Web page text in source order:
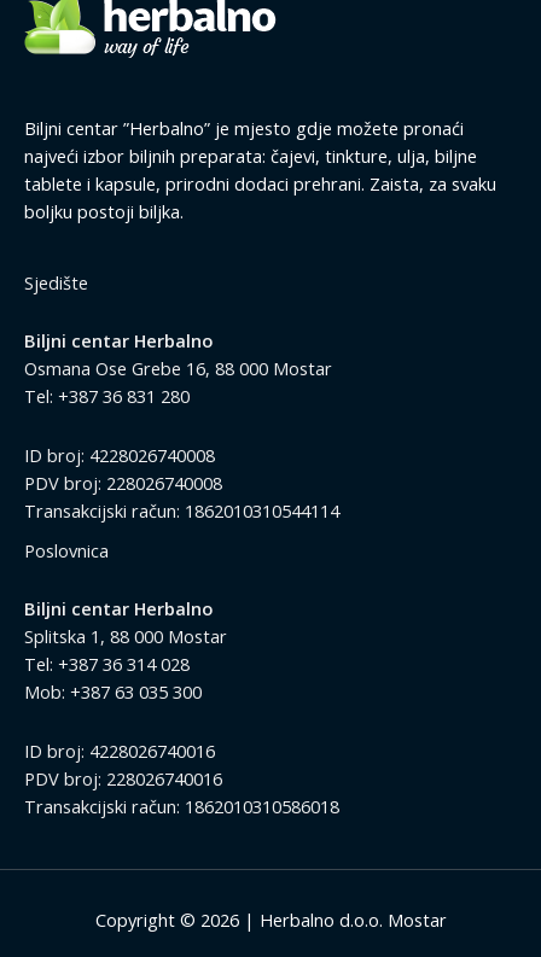
Biljni centar ”Herbalno” je mjesto gdje možete pronaći
najveći izbor biljnih preparata: čajevi, tinkture, ulja, biljne
tablete i kapsule, prirodni dodaci prehrani. Zaista, za svaku
boljku postoji biljka.
Sjedište
Biljni centar Herbalno
Osmana Ose Grebe 16, 88 000 Mostar
Tel: +387 36 831 280
ID broj: 4228026740008
PDV broj: 228026740008
Transakcijski račun: 1862010310544114
Poslovnica
Biljni centar Herbalno
Splitska 1, 88 000 Mostar
Tel: +387 36 314 028
Mob: +387 63 035 300
ID broj: 4228026740016
PDV broj: 228026740016
Transakcijski račun: 1862010310586018
Copyright © 2026 | Herbalno d.o.o. Mostar